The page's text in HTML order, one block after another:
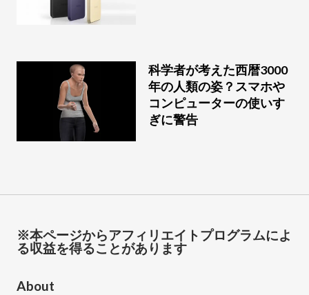
科学者が考えた西暦3000
年の人類の姿？スマホや
コンピューターの使いす
ぎに警告
※本ページからアフィリエイトプログラムによ
る収益を得ることがあります
About